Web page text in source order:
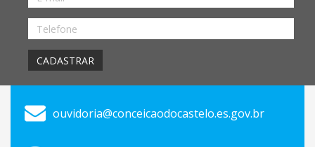
mail
CADASTRAR
ouvidoria@conceicaodocastelo.es.gov.br